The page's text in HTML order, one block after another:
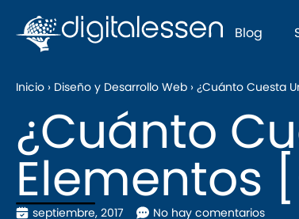
Blog
Inicio › Diseño y Desarrollo Web ›¿Cuánto Cuesta
¿Cuánto
Elementos
septiembre, 2017 No hay comentarios